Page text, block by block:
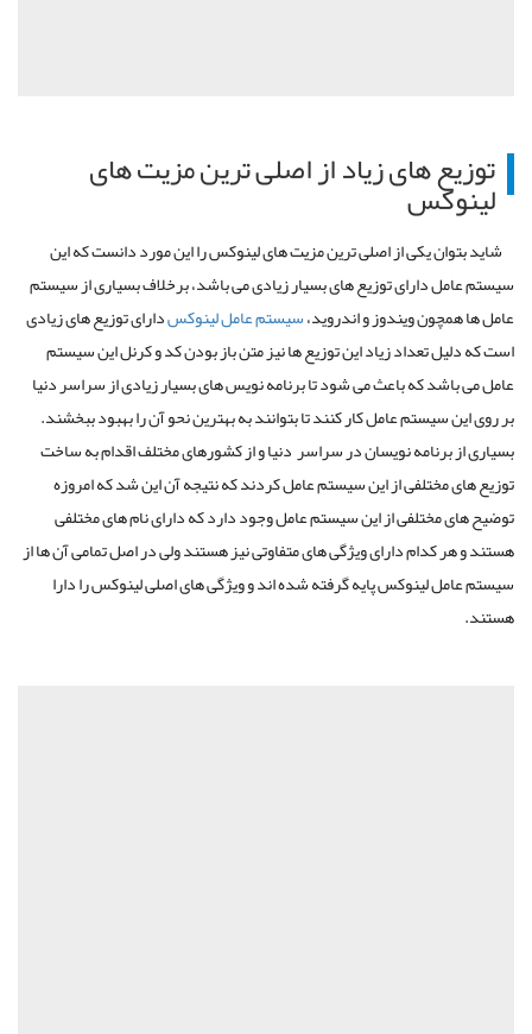
توزیع های زیاد از اصلی ترین مزیت های
لینوکس
شاید بتوان یکی از اصلی ترین مزیت های لینوکس را این مورد دانست که این
سیستم عامل دارای توزیع های بسیار زیادی می باشد، برخلاف بسیاری از سیستم
عامل ها همچون ویندوز و اندروید،سیستم عامل لینوکسدارای توزیع های زیادی
است که دلیل تعداد زیاد این توزیع ها نیز متن باز بودن کد و کرنل این سیستم
عامل می باشد که باعث می شود تا برنامه نویس های بسیار زیادی از سراسر دنیا
بر روی این سیستم عامل کار کنند تا بتوانند به بهترین نحو آن را بهبود ببخشند.
بسیاری از برنامه نویسان در سراسر دنیا و از کشورهای مختلف اقدام به ساخت
توزیع های مختلفی از این سیستم عامل کردند که نتیجه آن این شد که امروزه
توضیح های مختلفی از این سیستم عامل وجود دارد که دارای نام های مختلفی
هستند و هر کدام دارای ویژگی های متفاوتی نیز هستند ولی در اصل تمامی آن ها از
سیستم عامل لینوکس پایه گرفته شده اند و ویژگی های اصلی لینوکس را دارا
هستند.